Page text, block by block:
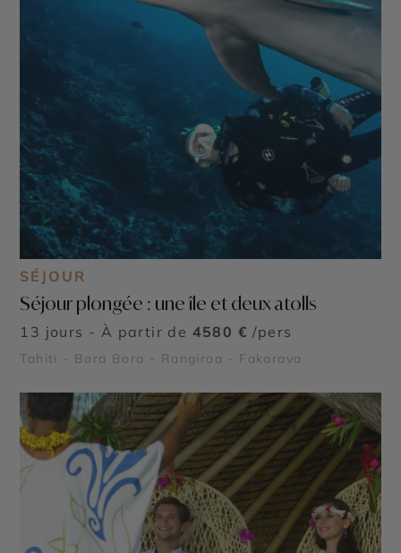
SÉJOUR
Séjour plongée : une île et deux atolls
13 jours - À partir de 4580 € /pers
Tahiti - Bora Bora - Rangiroa - Fakarava